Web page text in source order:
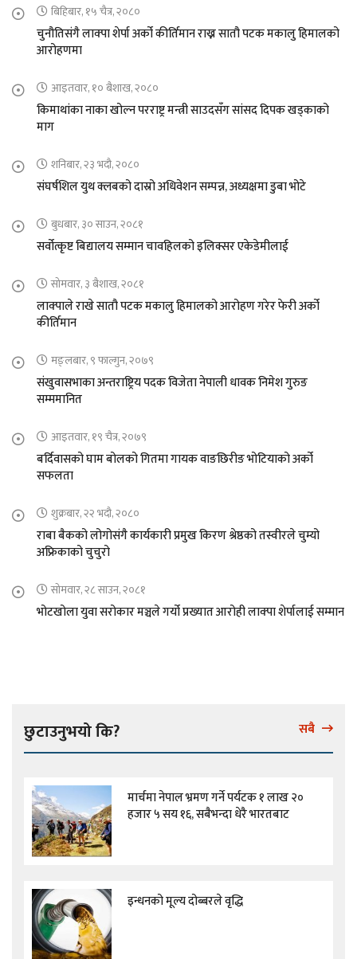
बिहिबार, १५ चैत्र, २०८०
चुनौतिसंगै लाक्पा शेर्पा अर्को कीर्तिमान राख्न सातौ पटक मकालु हिमालको
आरोहणमा
आइतवार, १० बैशाख, २०८०
किमाथांका नाका खोल्न परराष्ट्र मन्त्री साउदसँग सांसद दिपक खड्काको
माग
शनिबार, २३ भदौ, २०८०
संघर्षशिल युथ क्लबको दास्रो अधिवेशन सम्पन्न, अध्यक्षमा डुबा भोटे
बुधबार, ३० साउन, २०८१
सर्वोत्कृष्ट बिद्यालय सम्मान चावहिलको इलिक्सर एकेडेमीलाई
सोमवार, ३ बैशाख, २०८१
लाक्पाले राखे सातौ पटक मकालु हिमालको आरोहण गरेर फेरी अर्को
कीर्तिमान
मङ्लबार, ९ फाल्गुन, २०७९
संखुवासभाका अन्तराष्ट्रिय पदक विजेता नेपाली धावक निमेश गुरुङ
सम्ममानित
आइतवार, १९ चैत्र, २०७९
बर्दिवासको घाम बोलको गितमा गायक वाङछिरीङ भोटियाको अर्को
सफलता
शुक्रबार, २२ भदौ, २०८०
राबा बैकको लोगोसंगै कार्यकारी प्रमुख किरण श्रेष्ठको तस्वीरले चुम्यो
अफ्रिकाको चुचुरो
सोमवार, २८ साउन, २०८१
भोटखोला युवा सरोकार मञ्चले गर्यो प्रख्यात आरोही लाक्पा शेर्पालाई सम्मान
छुटाउनुभयो कि? सबै
मार्चमा नेपाल भ्रमण गर्ने पर्यटक १ लाख २०
हजार ५ सय १६, सबैभन्दा धेरै भारतबाट
इन्धनको मूल्य दोब्बरले वृद्धि